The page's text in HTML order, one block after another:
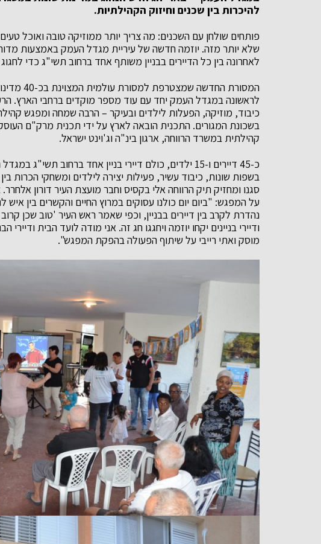
להיכרות בין שכנים וחיזוק הקהילתיות.
פותחים שולחן עם השכנים: מה צריך יותר ממוזיקה טובה ואוכל
שלא יותר מזה. יוזמה חדשה של עיריית מגדל העמק באמצעות
לאחרונה בין כל הדיירים בבניין משותף אחד ברחוב תשי"ג כדי
המסורת
לראשונה במגדל העמק יחד עם עוד מספר מוקדים ברחבי הארץ.
כיבוד, מוזיקה, הפעלות לילדים ובעיקר – הרבה שמחה ומפגש
בשכונת המגורים. התכנית הובאה לארץ על ידי תכנית מרק"ם
קהילתית במשרד הרווחה, ארגון בינ"ה וג'וינט ישראל.
כ-45 דיירים ו-15 ילדים, כולם דיירי בניין אחד ברחוב
בשפות שונות, כיבוד עשיר, פעילות יצירה לילדים ומשחקי הכרות
סגנו ומחזיק תיק הרווחה אלי בקסיס וחבר מועצת העיר דורון
על המפגש: "ביום יום כולנו עסוקים במרוץ החיים והקשרים בין
נהדרת לקרב בין דיירים בבניין, וכפי שאמר ראש העיר 'טוב שכן
ודיירי בניינים יקחו יוזמה ויחגגו חג זה. אני מודה לועד הבית
מוסק ואתי רייבי על שיתוף הפעולה בהפקת המפגש".